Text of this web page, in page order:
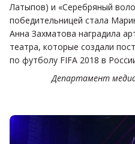
Латыпов) и «Серебряный
победительницей стала
Анна Захматова наградила
театра, которые создали
по футболу FIFA 2018 в
Департамент